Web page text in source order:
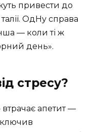
привести до
ОдНу справа
— коли ті ж
день».
стресу?
втрачає апетит —